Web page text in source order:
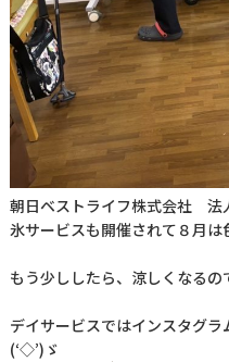
朝日ベストライフ株式会社
氷サービスも開催されて８月
もう少ししたら、涼しくなる
デイサービスではインスタグラ
(‘◇’)ゞ